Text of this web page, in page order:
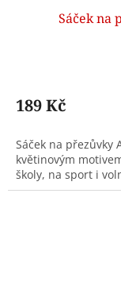
Sáček na
189 Kč
Sáček na přezůvky
květinovým
školy, na sport i